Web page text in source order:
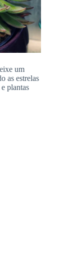
um
as estrelas
plantas